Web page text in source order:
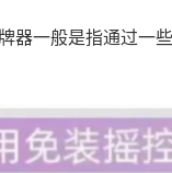
器一般是指通过一